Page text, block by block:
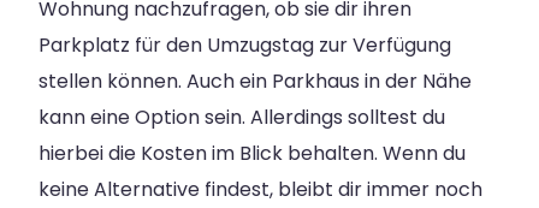
Wohnung nachzufragen, ob sie dir ihren
Parkplatz für den Umzugstag zur Verfügung
stellen können. Auch ein Parkhaus in der Nähe
kann eine Option sein. Allerdings solltest du
hierbei die Kosten im Blick behalten. Wenn du
keine Alternative findest, bleibt dir immer noch